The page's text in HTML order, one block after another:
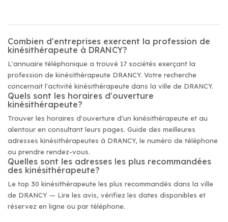
Combien d'entreprises exercent la profession de
kinésithérapeute à DRANCY?
L'annuaire téléphonique a trouvé 17 sociétés exerçant la
profession de kinésithérapeute DRANCY. Votre recherche
concernait l'activité kinésithérapeute dans la ville de DRANCY.
Quels sont les horaires d'ouverture
kinésithérapeute?
Trouver les horaires d'ouverture d'un kinésithérapeute et au
alentour en consultant leurs pages. Guide des meilleures
adresses kinésithérapeutes à DRANCY, le numéro de téléphone
ou prendre rendez-vous.
Quelles sont les adresses les plus recommandées
des kinésithérapeute?
Le top 30 kinésithérapeute les plus recommandés dans la ville
de DRANCY — Lire les avis, vérifiez les dates disponibles et
réservez en ligne ou par téléphone.